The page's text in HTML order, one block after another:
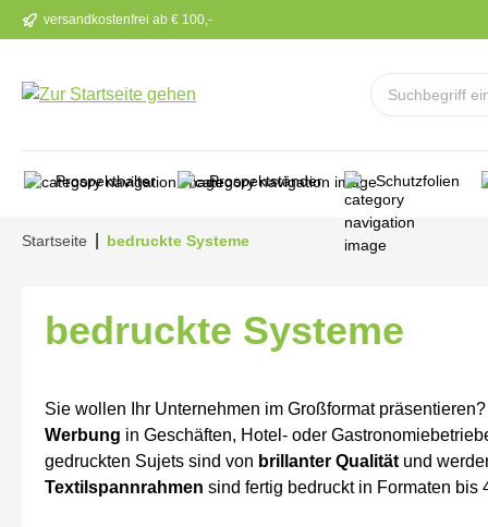
Hauptinhalt springen
Zur Suche springen
Zur Hauptnavigation springen
versandkostenfrei ab € 100,-
Prospekthalter Prospektständer Schutzfolien
Startseite bedruckte Systeme
bedruckte Systeme
Sie wollen Ihr Unternehmen im Großformat
Werbung in Geschäften, Hotel- oder
gedruckten Sujets sind von brillanter Qualität und
Textilspannrahmen sind fertig bedruckt in Formaten bis